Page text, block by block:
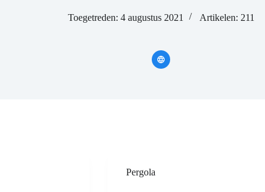
Toegetreden: 4 augustus 2021 Artikelen: 211
Pergola